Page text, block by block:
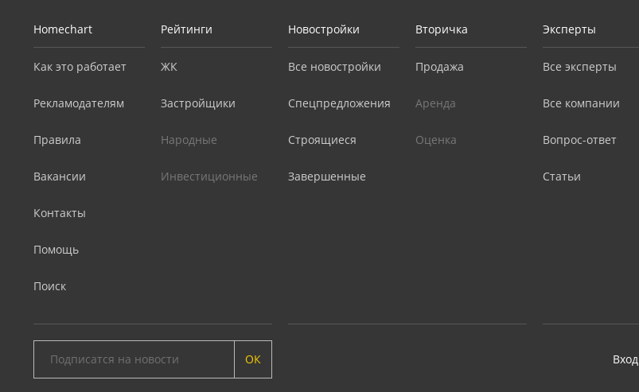
Homechart
Как это работает
Рекламодателям
Правила
Вакансии
Контакты
Помощь
Поиск
Рейтинги
ЖК
Застройщики
Народные
Инвестиционные
Новостройки
Все новостройки
Спецпредложения
Строящиеся
Завершенные
Вторичка
Продажа
Аренда
Оценка
Эксперты
Все эксперты
Все компании
Вопрос-ответ
Статьи
ОК Вход